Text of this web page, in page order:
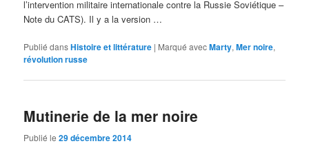
l’intervention militaire internationale contre la Russie Soviétique –
Note du CATS). Il y a la version …
Publié dansHistoire et littérature | Marqué avecMarty,Mer noire,
révolution russe
Mutinerie de la mer noire
Publié le29 décembre 2014